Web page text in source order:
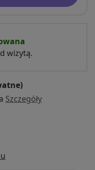
wizytą.
Szczegóły